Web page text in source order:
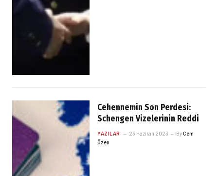
Cehennemin Son Perdesi:
Schengen Vizelerinin Reddi
YAZILAR 23 Haziran 2023 ByCem
Özen